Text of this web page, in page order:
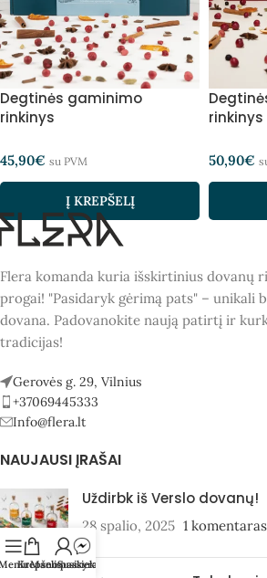
Degtinės gaminimo
rinkinys
45,90€ su PVM
Į KREPŠELĮ
rinkinys
50,90€
Flera komanda kuria išskirtinius dovanų
progai! "Pasidaryk gėrimą pats" – unikali
dovana. Padovanokite naują patirtį ir
tradicijas!
Gerovės g. 29, Vilnius
+37069445333
Info@flera.lt
NAUJAUSI ĮRAŠAI
Uždirbk iš Verslo dovanų!
28 spalio, 2025 1 komentaras
Krepšelis
Mano paskyra
Susisiekite